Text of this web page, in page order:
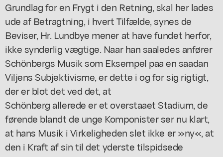
Grundlag for en Frygt i den Retning, skal her lades
ude af Betragtning, i hvert Tilfælde, synes de
Beviser, Hr. Lundbye mener at have fundet herfor,
ikke synderlig vægtige. Naar han saaledes anfører
Schönbergs Musik som Eksempel paa en saadan
Viljens Subjektivisme, er dette i og for sig rigtigt,
der er blot det ved det, at
Schönberg allerede er et overstaaet Stadium, de
førende blandt de unge Komponister ser nu klart,
at hans Musik i Virkeligheden slet ikke er »ny«, at
den i Kraft af sin til det yderste tilspidsede